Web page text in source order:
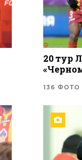
20 тур
136 ФОТО